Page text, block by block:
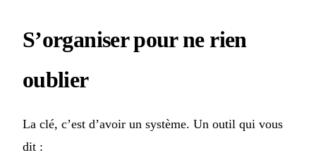
S’organiser pour ne rien
oublier
La clé, c’est d’avoir un système. Un outil qui vous
dit :